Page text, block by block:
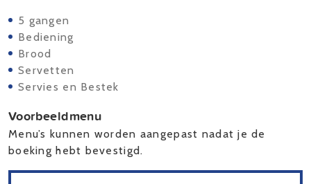
5 gangen
Bediening
Brood
Servetten
Servies en Bestek
Voorbeeldmenu
Menu’s kunnen worden aangepast nadat je de
boeking hebt bevestigd.